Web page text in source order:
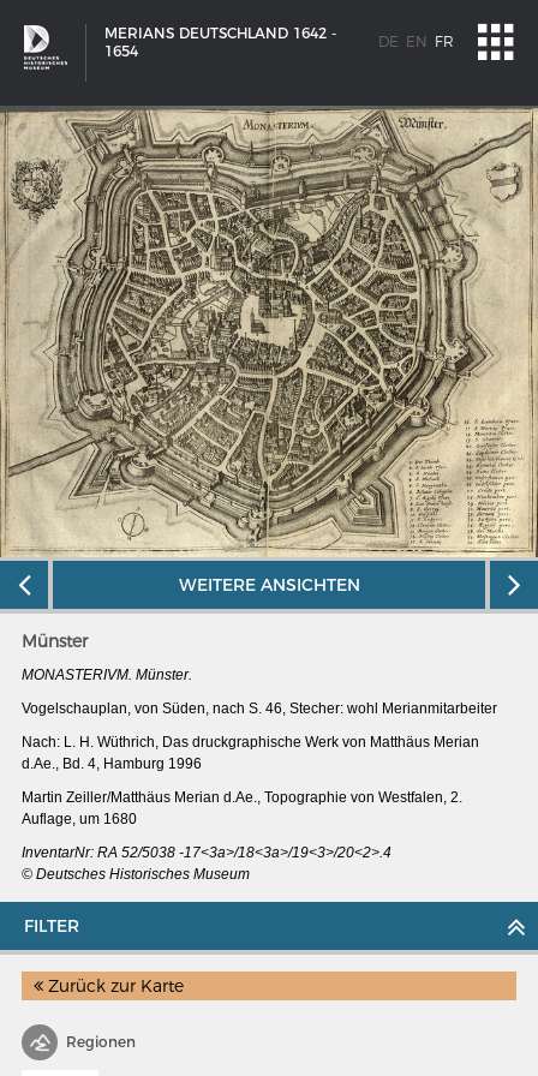
MERIANS DEUTSCHLAND 1642 -
1654
DE EN FR
SCHIFFSTYPEN
Entwicklungen im europäischen Schiffbau
MERIANS DEUTSCHLAND 1642 - 1654
Interaktive Karte
Impressum
FILTER
Zurück zur Karte
Regionen
WEITERE ANSICHTEN
Münster
MONASTERIVM. Münster.
Vogelschauplan, von Süden, nach S. 46, Stecher: wohl Merianmitarbeiter
Nach: L. H. Wüthrich, Das druckgraphische Werk von Matthäus Merian
d.Ae., Bd. 4, Hamburg 1996
Martin Zeiller/Matthäus Merian d.Ae., Topographie von Westfalen, 2.
Auflage, um 1680
InventarNr: RA 52/5038 -17<3a>/18<3a>/19<3>/20<2>.4
© Deutsches Historisches Museum